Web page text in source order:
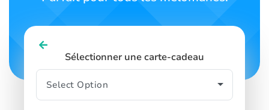
Sélectionner une carte-cadeau